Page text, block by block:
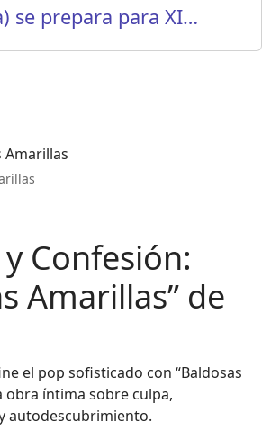
se prepara para XI…
Confesión:
Amarillas” de
el pop sofisticado con “Baldosas
obra íntima sobre culpa,
autodescubrimiento.